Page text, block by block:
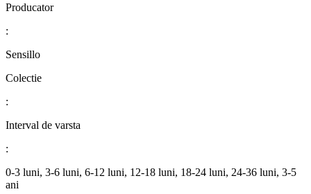
Producator
:
Sensillo
Colectie
:
Interval de varsta
:
0-3 luni, 3-6 luni, 6-12 luni, 12-18 luni, 18-24 luni, 24-36 luni, 3-5
ani